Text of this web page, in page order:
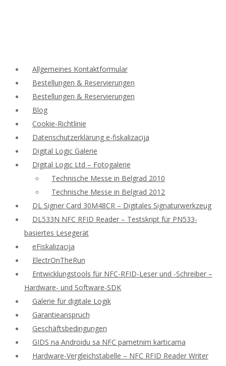
Allgemeines Kontaktformular
Bestellungen & Reservierungen
Bestellungen & Reservierungen
Blog
Cookie-Richtlinie
Datenschutzerklärung e-fiskalizacija
Digital Logic Galerie
Digital Logic Ltd – Fotogalerie
Technische Messe in Belgrad 2010
Technische Messe in Belgrad 2012
DL Signer Card 30M48CR – Digitales Signaturwerkzeug
DL533N NFC RFID Reader – Testskript für PN533-
basiertes Lesegerät
eFiskalizacija
ElectrOnTheRun
Entwicklungstools für NFC-RFID-Leser und -Schreiber –
Hardware- und Software-SDK
Galerie für digitale Logik
Garantieanspruch
Geschäftsbedingungen
GIDS na Androidu sa NFC pametnim karticama
Hardware-Vergleichstabelle – NFC RFID Reader Writer